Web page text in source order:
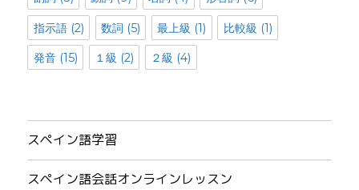
指示語(2) 数詞 (5) 最上級 (1) 比較級 (1)
発音(15) １級 (2) ２級 (4)
スペイン語学習
スペイン語会話オンラインレッスン